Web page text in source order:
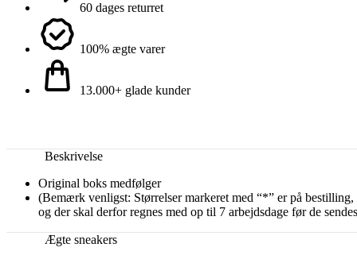
60 dages returret
100% ægte varer
13.000+ glade kunder
Beskrivelse
Original boks medfølger
(Bemærk venligst: Størrelser markeret med “*” er på bestilling,
og der skal derfor regnes med op til 7 arbejdsdage før de
Ægte sneakers